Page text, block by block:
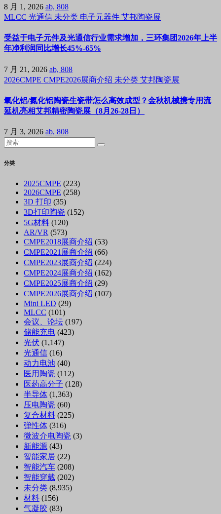
8 月 1, 2026 ab, 808
MLCC 光通信 未分类 电子元器件 艾邦陶瓷展
受益于电子元件及光通信行业需求增加，三环集团2026年上半
年净利润同比增长45%-65%
7 月 21, 2026 ab, 808
2026CMPE CMPE2026展商介绍 未分类 艾邦陶瓷展
氧化铝/氮化铝陶瓷生瓷带怎么高效成型？金秋机械携专用流
延机亮相艾邦精密陶瓷展（8月26-28日）
7 月 3, 2026 ab, 808
分类
2025CMPE (223)
2026CMPE (258)
3D 打印 (35)
3D打印陶瓷 (152)
5G材料 (120)
AR/VR (573)
CMPE2018展商介绍 (53)
CMPE2021展商介绍 (66)
CMPE2023展商介绍 (224)
CMPE2024展商介绍 (162)
CMPE2025展商介绍 (29)
CMPE2026展商介绍 (107)
Mini LED (29)
MLCC (101)
会议、论坛 (197)
储能充电 (423)
光伏 (1,147)
光通信 (16)
动力电池 (40)
医用陶瓷 (112)
医药高分子 (128)
半导体 (1,363)
压电陶瓷 (60)
复合材料 (225)
弹性体 (316)
微波介电陶瓷 (3)
新能源 (43)
智能家居 (22)
智能汽车 (208)
智能穿戴 (202)
未分类 (8,935)
材料 (156)
气凝胶 (83)